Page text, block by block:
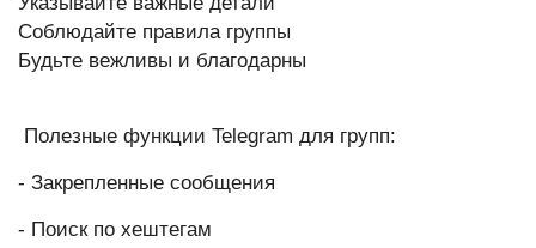
Соблюдайте правила группы
Будьте вежливы и благодарны
Полезные функции Telegram для групп:
- Закрепленные сообщения
- Поиск по хештегам